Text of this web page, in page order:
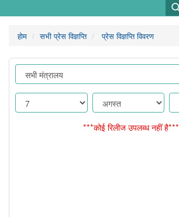
होम सभी प्रेस विज्ञप्ति प्रेस विज्ञप्ति विवरण
***कोई रिलीज उपलब्ध नहीं है***